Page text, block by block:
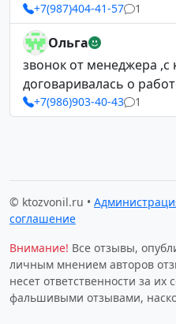
+7(987)404-41-57 1
Ольга
звонок от менеджера ,с
договаривалась о
+7(986)903-40-43 1
© ktozvonil.ru •
соглашение
Внимание! Все отзывы,
личным мнением авторов
несет ответственности за
фальшивыми отзывами,